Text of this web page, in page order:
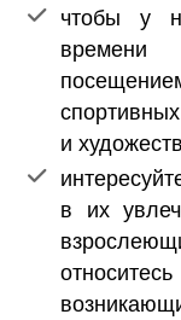
чтобы у
времени
и
в их